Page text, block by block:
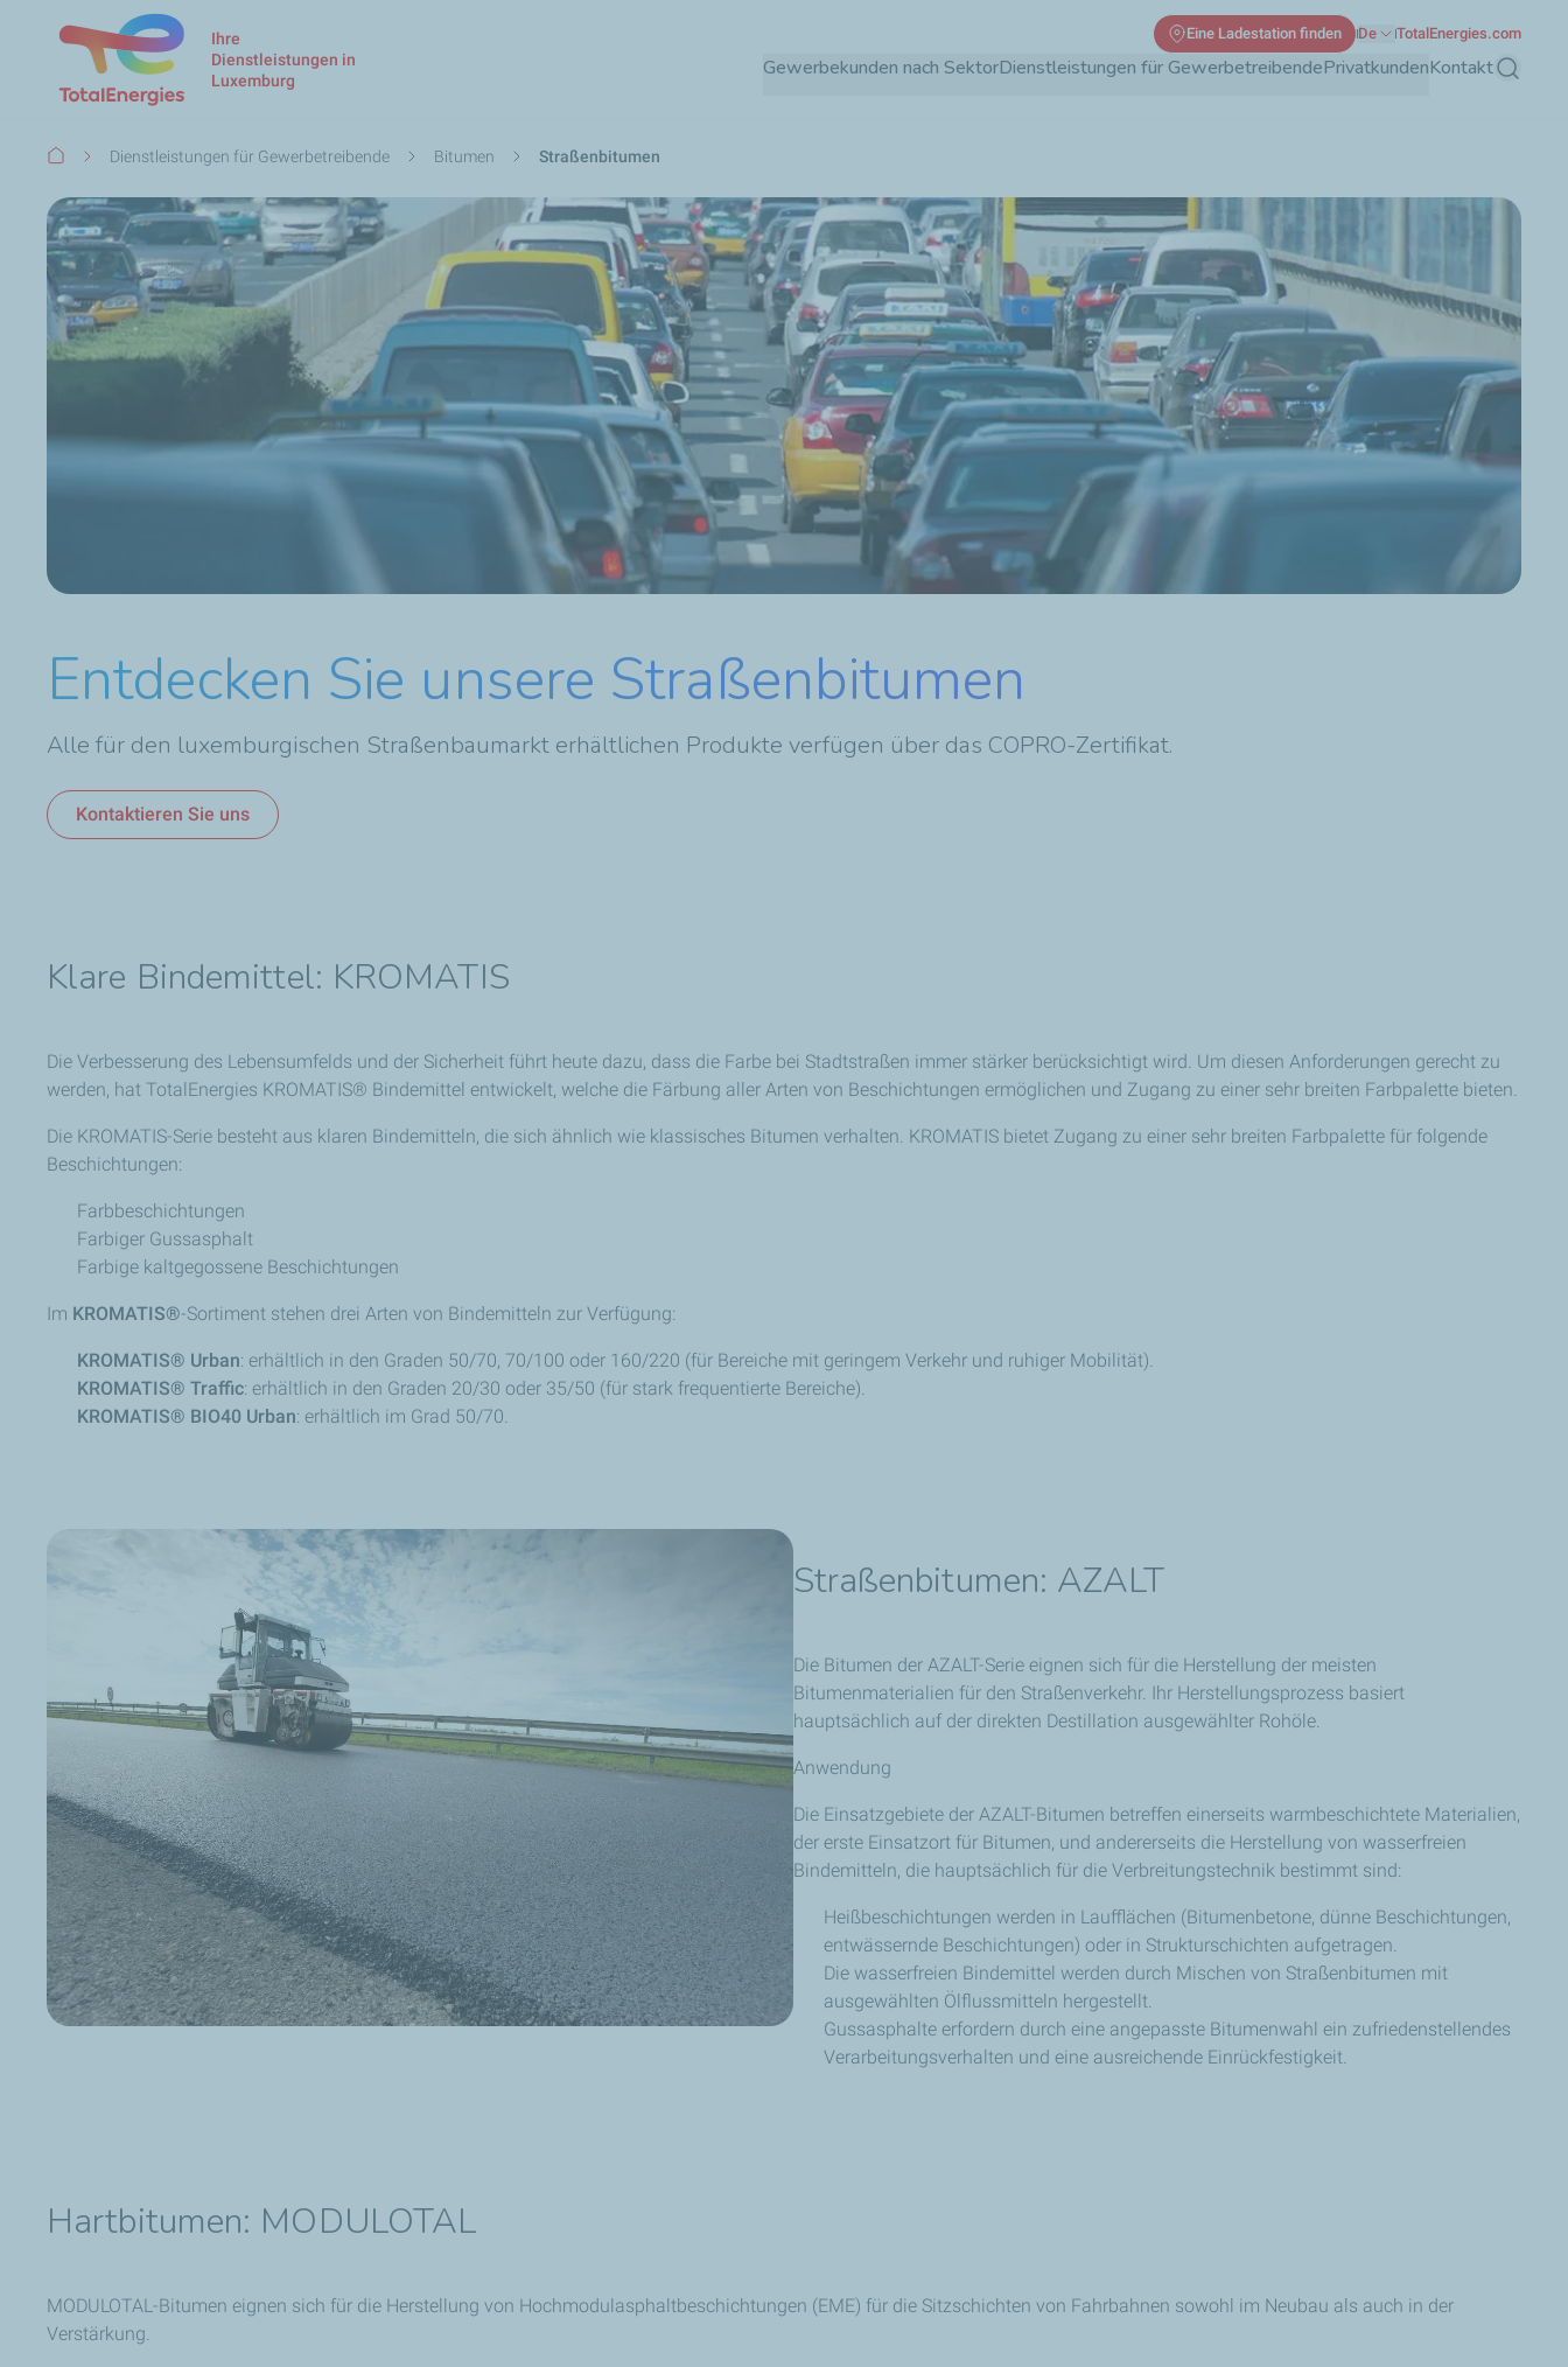
zum
Ihre
Dienstleistungen in
Luxemburg
Gewerbekunden nach SektorDienstleistungen für GewerbetreibendePrivatkundenKontaktSuche
Eine Ladestation finden De TotalEnergies.com
PfadnavigationDienstleistungen für Gewerbetreibende Bitumen Straßenbitumen
Entdecken Sie unsere Straßenbitumen
Alle für den luxemburgischen Straßenbaumarkt erhältlichen Produkte verfügen über das COPRO-Zertifikat.
Kontaktieren Sie uns
Klare Bindemittel: KROMATIS
Die Verbesserung des Lebensumfelds und der Sicherheit führt heute dazu, dass die Farbe bei Stadtstraßen immer stärker berücksichtigt wird. Um diesen Anforderungen gerecht zu
werden, hat TotalEnergies KROMATIS® Bindemittel entwickelt, welche die Färbung aller Arten von Beschichtungen ermöglichen und Zugang zu einer sehr breiten Farbpalette bieten.
Die KROMATIS-Serie besteht aus klaren Bindemitteln, die sich ähnlich wie klassisches Bitumen verhalten. KROMATIS bietet Zugang zu einer sehr breiten Farbpalette für folgende
Beschichtungen:
Farbbeschichtungen
Farbiger Gussasphalt
Farbige kaltgegossene Beschichtungen
Im KROMATIS®-Sortiment stehen drei Arten von Bindemitteln zur Verfügung:
KROMATIS® Urban: erhältlich in den Graden 50/⁠70, 70/⁠100 oder 160/⁠220 (für Bereiche mit geringem Verkehr und ruhiger Mobilität).
KROMATIS® Traffic: erhältlich in den Graden 20/⁠30 oder 35/⁠50 (für stark frequentierte Bereiche).
KROMATIS® BIO40 Urban: erhältlich im Grad 50/⁠70.
Straßenbitumen: AZALT
Die Bitumen der AZALT-Serie eignen sich für die Herstellung der meisten
Bitumenmaterialien für den Straßenverkehr. Ihr Herstellungsprozess basiert
hauptsächlich auf der direkten Destillation ausgewählter Rohöle.
Anwendung
Die Einsatzgebiete der AZALT-Bitumen betreffen einerseits warmbeschichtete Materialien,
der erste Einsatzort für Bitumen, und andererseits die Herstellung von wasserfreien
Bindemitteln, die hauptsächlich für die Verbreitungstechnik bestimmt sind:
Heißbeschichtungen werden in Laufflächen (Bitumenbetone, dünne Beschichtungen,
entwässernde Beschichtungen) oder in Strukturschichten aufgetragen.
Die wasserfreien Bindemittel werden durch Mischen von Straßenbitumen mit
ausgewählten Ölflussmitteln hergestellt.
Gussasphalte erfordern durch eine angepasste Bitumenwahl ein zufriedenstellendes
Verarbeitungsverhalten und eine ausreichende Einrückfestigkeit.
Hartbitumen: MODULOTAL
MODULOTAL-Bitumen eignen sich für die Herstellung von Hochmodulasphaltbeschichtungen (EME) für die Sitzschichten von Fahrbahnen sowohl im Neubau als auch in der
Verstärkung.